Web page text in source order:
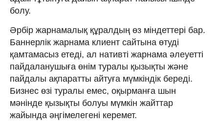
болу.
Әрбір жарнамалық құралдың өз міндеттері бар.
Баннерлік жарнама клиент сайтына өтуді
қамтамасыз етеді, ал нативті жарнама әлеуетті
пайдаланушыға өнім туралы қызықты және
пайдалы ақпаратты айтуға мүмкіндік береді.
Бизнес өзі туралы емес, оқырманға шын
мәнінде қызықты болуы мүмкін жайттар
жайында әңгімелегені керемет.